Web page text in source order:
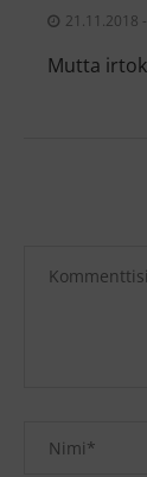
21.11.2018
Mutta